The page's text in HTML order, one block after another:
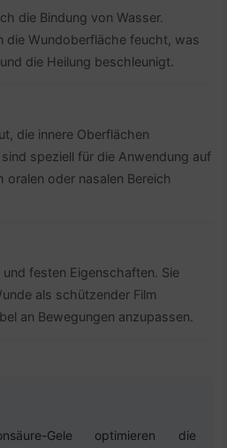
die Bindung von Wasser.
die Wundoberfläche feucht, was
die Heilung beschleunigt.
die innere Oberflächen
speziell für die Anwendung auf
oder nasalen Bereich
festen Eigenschaften. Sie
als schützender Film
an Bewegungen anzupassen.
Gele optimieren die